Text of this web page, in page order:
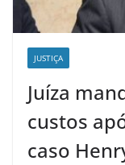
JUSTIÇA
Juíza
custos
caso